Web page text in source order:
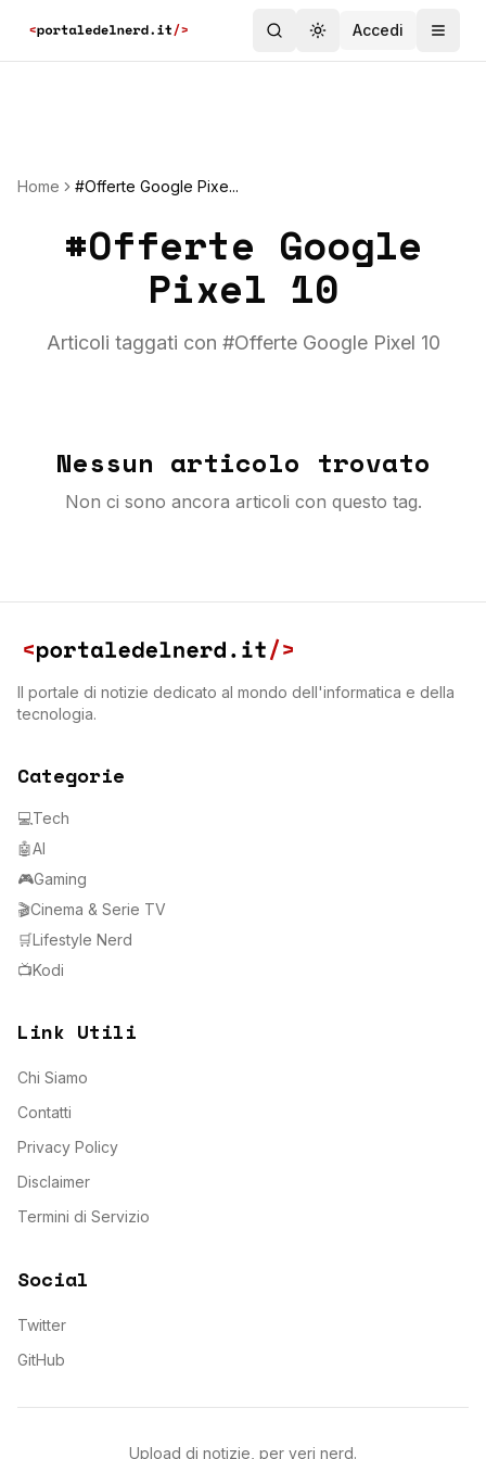
Toggle theme
Accedi
Home #Offerte Google Pixe...
#Offerte Google
Pixel 10
Articoli taggati con #Offerte Google Pixel 10
Nessun articolo trovato
Non ci sono ancora articoli con questo tag.
Il portale di notizie dedicato al mondo dell'informatica e della
tecnologia.
Categorie
💻Tech
🤖AI
🎮Gaming
🎬Cinema & Serie TV
🛒Lifestyle Nerd
📺Kodi
Link Utili
Chi Siamo
Contatti
Privacy Policy
Disclaimer
Termini di Servizio
Social
Twitter
GitHub
Upload di notizie, per veri nerd.